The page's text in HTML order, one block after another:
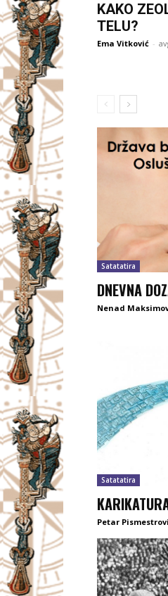
KAKO
TELU?
Ema Vitković -
Satatatira
DNEVNA
Nenad
Satatatira
Petar